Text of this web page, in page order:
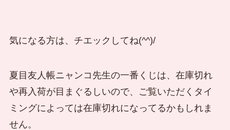
気になる方は、チエックしてね(^^)/
夏目友人帳ニャンコ先生の一番くじは、在庫切れ
や再入荷が目まぐるしいので、ご覧いただくタイ
ミングによっては在庫切れになってるかもしれま
せん。